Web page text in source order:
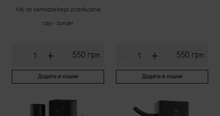
Klej do samodzielnego przedłużania
rzęs - bonder
550 грн.
+
Додати в кошик
550 грн.
+
Додати в кошик